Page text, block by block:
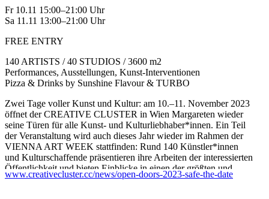
Fr 10.11 15:00–21:00 Uhr
Sa 11.11 13:00–21:00 Uhr
FREE ENTRY
140 ARTISTS / 40 STUDIOS / 3600 m2
Performances, Ausstellungen, Kunst-Interventionen
Pizza & Drinks by Sunshine Flavour & TURBO
Zwei Tage voller Kunst und Kultur: am 10.–11. November 2023
öffnet der CREATIVE CLUSTER in Wien Margareten wieder
seine Türen für alle Kunst- und Kulturliebhaber*innen. Ein Teil
der Veranstaltung wird auch dieses Jahr wieder im Rahmen der
VIENNA ART WEEK stattfinden: Rund 140 Künstler*innen
und Kulturschaffende präsentieren ihre Arbeiten der interessierten
Öffentlichkeit und bieten Einblicke in einen der größten und
vielfältigsten Produktionsorte für Kunst in der Stadt.
www.creativecluster.cc/news/open-doors-2023-safe-the-date